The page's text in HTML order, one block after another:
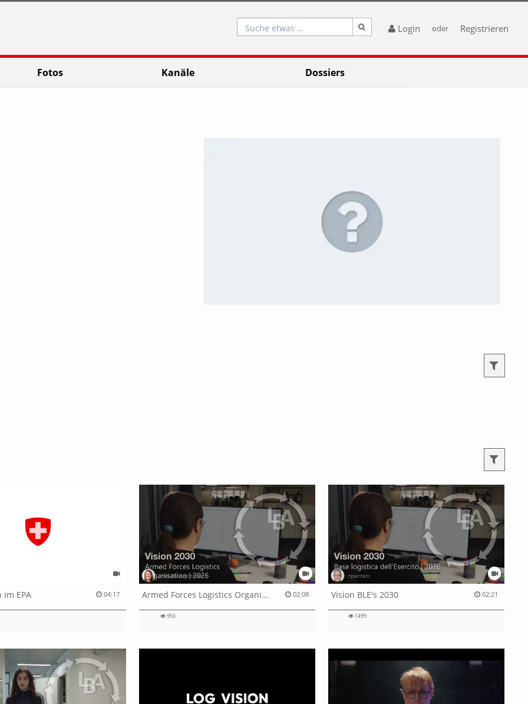
Suche etwas ... Login oder Registrieren
Fotos Kanäle Dossiers
im EPA 04:17
melanie.gottier
Armed Forces Logistics Organisation 02:08
956
rperren
Vision BLE's 2030 02:21
1499